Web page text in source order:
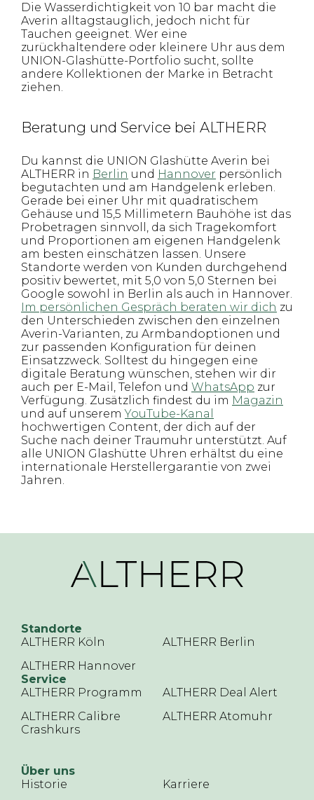
Die Wasserdichtigkeit von 10 bar macht die
Averin alltagstauglich, jedoch nicht für
Tauchen geeignet. Wer eine
zurückhaltendere oder kleinere Uhr aus dem
UNION-Glashütte-Portfolio sucht, sollte
andere Kollektionen der Marke in Betracht
ziehen.
Beratung und Service bei ALTHERR
Du kannst die UNION Glashütte Averin bei
ALTHERR in Berlin und Hannover persönlich
begutachten und am Handgelenk erleben.
Gerade bei einer Uhr mit quadratischem
Gehäuse und 15,5 Millimetern Bauhöhe ist das
Probetragen sinnvoll, da sich Tragekomfort
und Proportionen am eigenen Handgelenk
am besten einschätzen lassen. Unsere
Standorte werden von Kunden durchgehend
positiv bewertet, mit 5,0 von 5,0 Sternen bei
Google sowohl in Berlin als auch in Hannover.
Im persönlichen Gespräch beraten wir dich zu
den Unterschieden zwischen den einzelnen
Averin-Varianten, zu Armbandoptionen und
zur passenden Konfiguration für deinen
Einsatzzweck. Solltest du hingegen eine
digitale Beratung wünschen, stehen wir dir
auch per E-Mail, Telefon und WhatsApp zur
Verfügung. Zusätzlich findest du im Magazin
und auf unseremYouTube-Kanal
hochwertigen Content, der dich auf der
Suche nach deiner Traumuhr unterstützt. Auf
alle UNION Glashütte Uhren erhältst du eine
internationale Herstellergarantie von zwei
Jahren.
Standorte
ALTHERR Köln
ALTHERR Berlin
ALTHERR Hannover
Service
ALTHERR Programm
ALTHERR Deal Alert
ALTHERR Calibre
Crashkurs
ALTHERR Atomuhr
Über uns
Historie
Karriere